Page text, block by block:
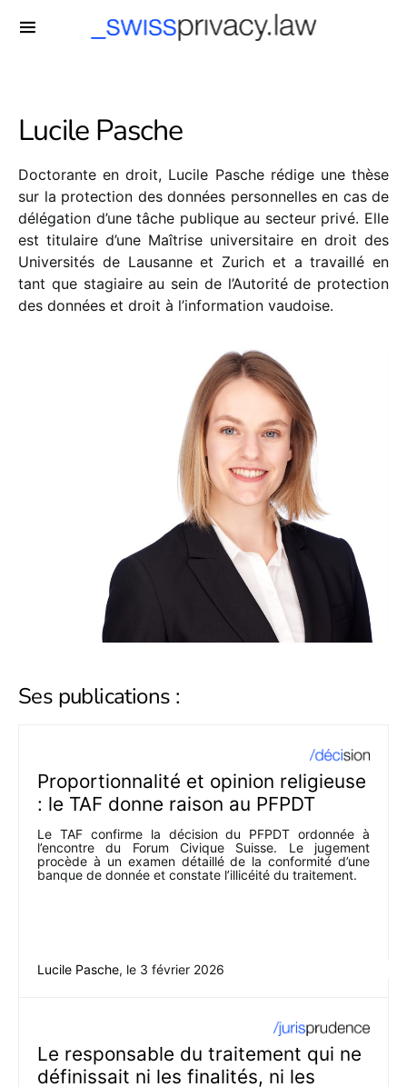
Lucile Pasche
Doctorante en droit, Lucile Pasche rédige une thèse
sur la protection des données personnelles en cas de
délégation d’une tâche publique au secteur privé. Elle
est titulaire d’une Maîtrise universitaire en droit des
Universités de Lausanne et Zurich et a travaillé en
tant que stagiaire au sein de l’Autorité de protection
des données et droit à l’information vaudoise.
Ses publications :
Proportionnalité et opinion religieuse
: le TAF donne raison au PFPDT
Le TAF confirme la décision du PFPDT ordonnée à
l’encontre du Forum Civique Suisse. Le jugement
procède à un examen détaillé de la conformité d’une
banque de donnée et constate l’illicéité du traitement.
Lucile Pasche, le 3 février 2026
Le responsable du traitement qui ne
définissait ni les finalités, ni les